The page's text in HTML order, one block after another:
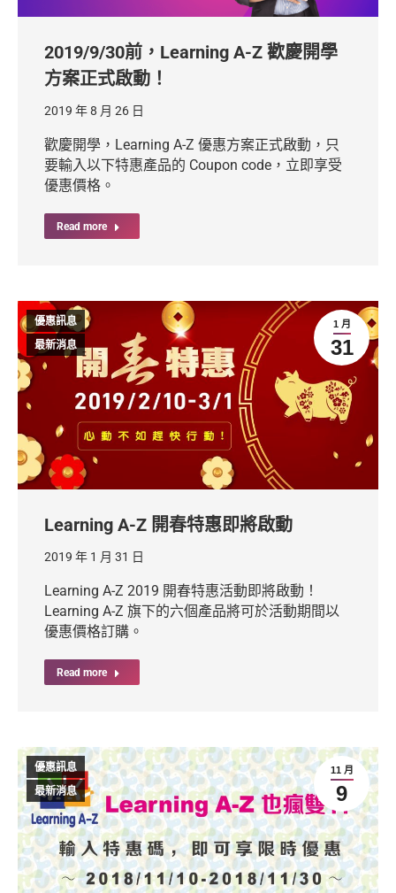
2019/9/30前，Learning A-Z 歡慶開學
方案正式啟動！
2019 年 8 月 26 日
歡慶開學，Learning A-Z 優惠方案正式啟動，只
要輸入以下特惠產品的 Coupon code，立即享受
優惠價格。
Read more
1 月
31
優惠訊息
最新消息
Learning A-Z 開春特惠即將啟動
2019 年 1 月 31 日
Learning A-Z 2019 開春特惠活動即將啟動！
Learning A-Z 旗下的六個產品將可於活動期間以
優惠價格訂購。
Read more
11 月
9
優惠訊息
最新消息